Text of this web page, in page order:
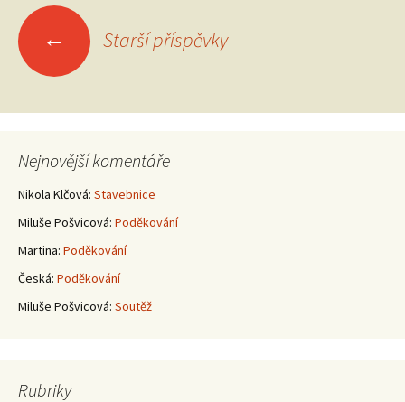
Navigace
pro
příspěvky
← Starší příspěvky
Nejnovější komentáře
Nikola Klčová: Stavebnice
Miluše Pošvicová: Poděkování
Martina: Poděkování
Česká: Poděkování
Miluše Pošvicová: Soutěž
Rubriky